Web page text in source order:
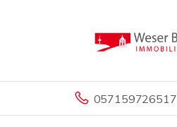
057159726517